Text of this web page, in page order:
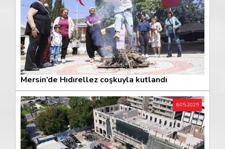
Mersin’de Hıdırellez coşkuyla kutlandı
6.05.2025